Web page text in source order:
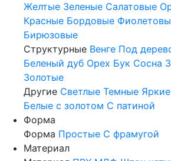
Желтые Зеленые Салатовые
Красные Бордовые
Бирюзовые
Структурные Венге Под
Беленый дуб Орех Бук Сосна
Золотые
Другие Светлые Темные Яркие
Белые с золотом С патиной
Форма
Форма Простые С фрамугой
Материал